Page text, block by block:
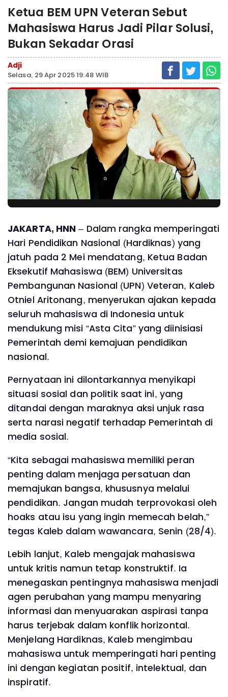
Ketua BEM UPN Veteran Sebut
Mahasiswa Harus Jadi Pilar Solusi,
Bukan Sekadar Orasi
Adji
Selasa, 29 Apr 2025 19:48 WIB
JAKARTA, HNN – Dalam rangka memperingati
Hari Pendidikan Nasional (Hardiknas) yang
jatuh pada 2 Mei mendatang, Ketua Badan
Eksekutif Mahasiswa (BEM) Universitas
Pembangunan Nasional (UPN) Veteran, Kaleb
Otniel Aritonang, menyerukan ajakan kepada
seluruh mahasiswa di Indonesia untuk
mendukung misi “Asta Cita” yang diinisiasi
Pemerintah demi kemajuan pendidikan
nasional.
Pernyataan ini dilontarkannya menyikapi
situasi sosial dan politik saat ini, yang
ditandai dengan maraknya aksi unjuk rasa
serta narasi negatif terhadap Pemerintah di
media sosial.
“Kita sebagai mahasiswa memiliki peran
penting dalam menjaga persatuan dan
memajukan bangsa, khususnya melalui
pendidikan. Jangan mudah terprovokasi oleh
hoaks atau isu yang ingin memecah belah,”
tegas Kaleb dalam wawancara, Senin (28/4).
Lebih lanjut, Kaleb mengajak mahasiswa
untuk kritis namun tetap konstruktif. Ia
menegaskan pentingnya mahasiswa menjadi
agen perubahan yang mampu menyaring
informasi dan menyuarakan aspirasi tanpa
harus terjebak dalam konflik horizontal.
Menjelang Hardiknas, Kaleb mengimbau
mahasiswa untuk memperingati hari penting
ini dengan kegiatan positif, intelektual, dan
inspiratif.